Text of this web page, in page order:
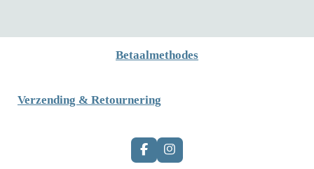
Betaalmethodes
Verzending & Retournering
F
a
I
n